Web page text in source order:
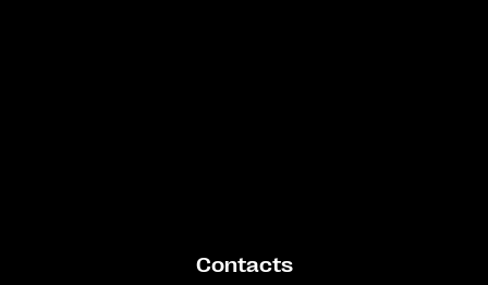
Contacts